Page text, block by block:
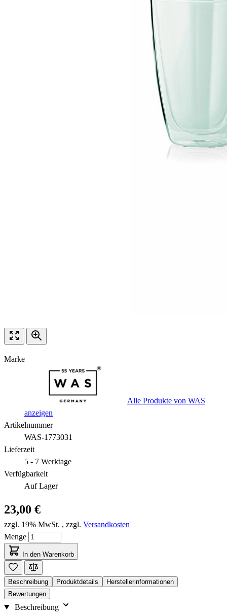
Marke
Alle Produkte von WAS
anzeigen
Artikelnummer
WAS-1773031
Lieferzeit
5 - 7 Werktage
Verfügbarkeit
Auf Lager
23,00 €
zzgl. 19% MwSt. , zzgl. Versandkosten
Menge
In den Warenkorb
Beschreibung Produktdetails
Herstellerinformationen
Bewertungen
Beschreibung